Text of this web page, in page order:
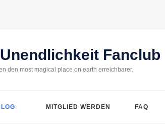
Fanclub
den most magical place on earth erreichbarer.
MITGLIED WERDEN FAQ